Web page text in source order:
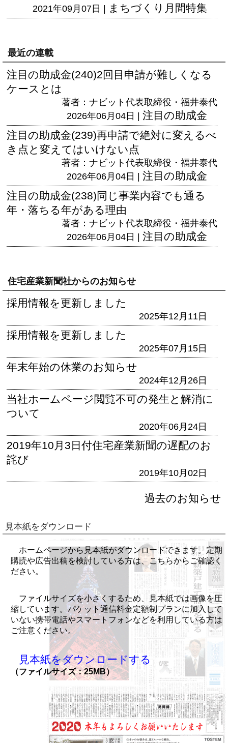
2021年09月07日 | まちづくり月間特集
最近の連載
注目の助成金(240)2回目申請が難しくなる
ケースとは
著者：ナビット代表取締役・福井泰代
2026年06月04日 | 注目の助成金
注目の助成金(239)再申請で絶対に変えるべ
き点と変えてはいけない点
著者：ナビット代表取締役・福井泰代
2026年06月04日 | 注目の助成金
注目の助成金(238)同じ事業内容でも通る
年・落ちる年がある理由
著者：ナビット代表取締役・福井泰代
2026年06月04日 | 注目の助成金
住宅産業新聞社からのお知らせ
採用情報を更新しました
2025年12月11日
採用情報を更新しました
2025年07月15日
年末年始の休業のお知らせ
2024年12月26日
当社ホームページ閲覧不可の発生と解消に
ついて
2020年06月24日
2019年10月3日付住宅産業新聞の遅配のお
詫び
2019年10月02日
過去のお知らせ
見本紙をダウンロード
ホームページから見本紙がダウンロードできます。定期
購読や広告出稿を検討している方は、こちらからご確認く
ださい。
ファイルサイズを小さくするため、見本紙では画像を圧
縮しています。パケット通信料金定額制プランに加入して
いない携帯電話やスマートフォンなどを利用している方は
ご注意ください。
見本紙をダウンロードする
（ファイルサイズ：25MB）